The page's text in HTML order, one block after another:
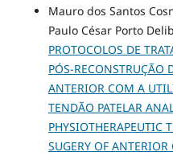
Mauro dos Santos
Paulo César Porto
PROTOCOLOS DE
PÓS-RECONSTRUÇÃO
ANTERIOR COM A
TENDÃO PATELAR
PHYSIOTHERAPEUTIC
SUGERY OF